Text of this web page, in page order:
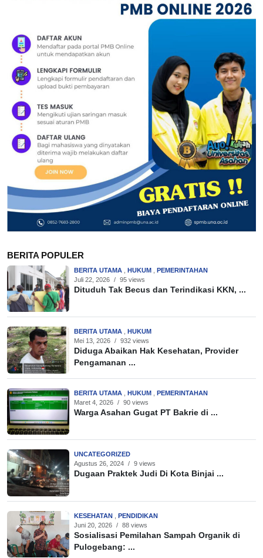
BERITA POPULER
BERITA UTAMA HUKUM
PEMERINTAHAN
Juli 22, 2026 / 95 views
Dituduh Tak Becus dan Terindikasi KKN, ...
BERITA UTAMA
HUKUM
Mei 13, 2026 / 932 views
Diduga Abaikan Hak Kesehatan, Provider
Pengamanan ...
BERITA UTAMA HUKUM
PEMERINTAHAN
Maret 4, 2026 / 90 views
Warga Asahan Gugat PT Bakrie di ...
UNCATEGORIZED
Agustus 26, 2024 / 9 views
Dugaan Praktek Judi Di Kota Binjai ...
KESEHATAN
PENDIDIKAN
Juni 20, 2026 / 88 views
Sosialisasi Pemilahan Sampah Organik di
Pulogebang: ...